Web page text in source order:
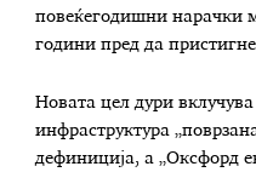
повеќегодишни нарачки
години пред да
Новата цел дури
инфраструктура
дефиниција, а „Оксфорд